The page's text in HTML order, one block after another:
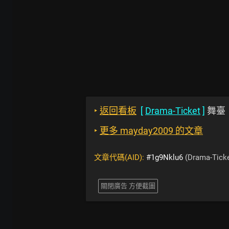
‣ 返回看板 [ Drama-Ticket] 舞臺
‣ 更多 mayday2009 的文章
文章代碼(AID): #1g9Nklu6 (Drama-
關閉廣告 方便截圖